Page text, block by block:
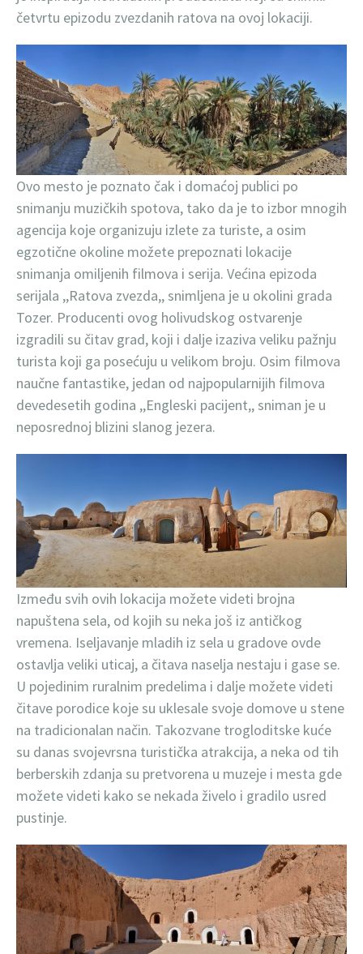
četvrtu epizodu zvezdanih ratova na ovoj lokaciji.
Ovo mesto je poznato čak i domaćoj publici po
snimanju muzičkih spotova, tako da je to izbor mnogih
agencija koje organizuju izlete za turiste, a osim
egzotične okoline možete prepoznati lokacije
snimanja omiljenih filmova i serija. Većina epizoda
serijala ,,Ratova zvezda,, snimljena je u okolini grada
Tozer. Producenti ovog holivudskog ostvarenje
izgradili su čitav grad, koji i dalje izaziva veliku pažnju
turista koji ga posećuju u velikom broju. Osim filmova
naučne fantastike, jedan od najpopularnijih filmova
devedesetih godina ,,Engleski pacijent,, sniman je u
neposrednoj blizini slanog jezera.
Između svih ovih lokacija možete videti brojna
napuštena sela, od kojih su neka još iz antičkog
vremena. Iseljavanje mladih iz sela u gradove ovde
ostavlja veliki uticaj, a čitava naselja nestaju i gase se.
U pojedinim ruralnim predelima i dalje možete videti
čitave porodice koje su uklesale svoje domove u stene
na tradicionalan način. Takozvane trogloditske kuće
su danas svojevrsna turistička atrakcija, a neka od tih
berberskih zdanja su pretvorena u muzeje i mesta gde
možete videti kako se nekada živelo i gradilo usred
pustinje.